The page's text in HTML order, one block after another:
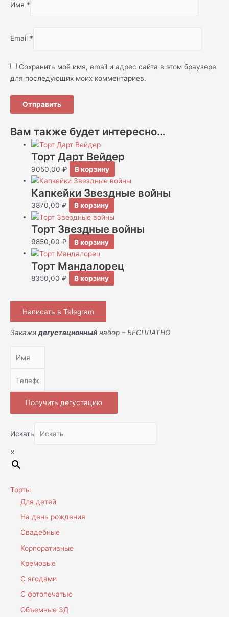
Имя *
Email *
Сохранить моё имя, email и адрес сайта в этом браузере
для последующих моих комментариев.
Вам также будет интересно…
Торт Дарт Вейдер
9050,00₽ В корзину
Капкейки Звездные войны
3870,00₽ В корзину
Торт Звездные войны
9850,00₽ В корзину
Торт Мандалорец
8350,00₽ В корзину
Написать в Telegram
Закажи дегустационный набор – БЕСПЛАТНО
Получить дегустацию
Искать
×
Торты
Для детей
На день рождения
Свадебные
Корпоративные
Кремовые
С ягодами
С фотопечатью
Объемные 3Д